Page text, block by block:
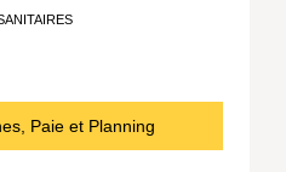
Paie et Planning